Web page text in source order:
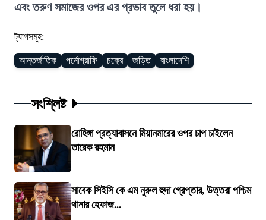
এবং তরুণ সমাজের ওপর এর প্রভাব তুলে ধরা হয়।
ট্যাগসমূহ:
আন্তর্জাতিক পর্নোগ্রাফি চক্রে জড়িত বাংলাদেশি
সংশ্লিষ্ট
রোহিঙ্গা প্রত্যাবাসনে মিয়ানমারের ওপর চাপ চাইলেন
তারেক রহমান
সাবেক সিইসি কে এম নুরুল হুদা গ্রেপ্তার, উত্তরা পশ্চিম
থানার হেফাজ...